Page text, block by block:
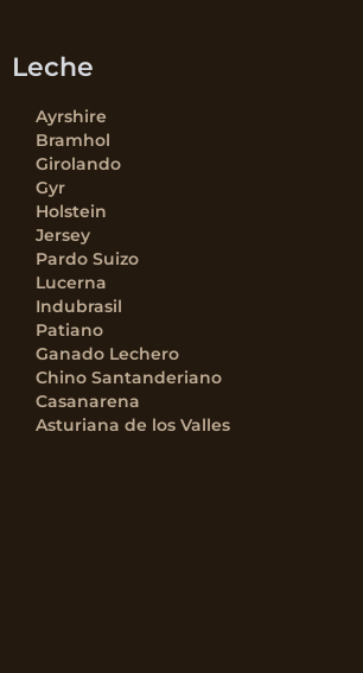
Leche
Ayrshire
Bramhol
Girolando
Gyr
Holstein
Jersey
Pardo Suizo
Lucerna
Indubrasil
Patiano
Ganado Lechero
Chino Santanderiano
Casanarena
Asturiana de los Valles